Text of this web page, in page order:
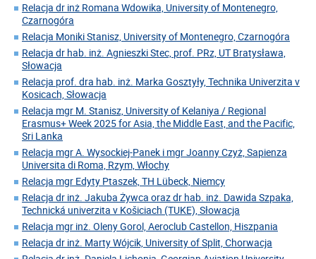
Relacja dr inż Romana Wdowika, University of Montenegro,
Czarnogóra
Relacja Moniki Stanisz, University of Montenegro, Czarnogóra
Relacja dr hab. inż. Agnieszki Stec, prof. PRz, UT Bratysława,
Słowacja
Relacja prof. dra hab. inż. Marka Gosztyły, Technika Univerzita v
Kosicach, Słowacja
Relacja mgr M. Stanisz, University of Kelaniya / Regional
Erasmus+ Week 2025 for Asia, the Middle East, and the Pacific,
Sri Lanka
Relacja mgr A. Wysockiej-Panek i mgr Joanny Czyż, Sapienza
Universita di Roma, Rzym, Włochy
Relacja mgr Edyty Ptaszek, TH Lübeck, Niemcy
Relacja dr inż. Jakuba Żywca oraz dr hab. inż. Dawida Szpaka,
Technická univerzita v Košiciach (TUKE), Słowacja
Relacja mgr inż. Oleny Gorol, Aeroclub Castellon, Hiszpania
Relacja dr inż. Marty Wójcik, University of Split, Chorwacja